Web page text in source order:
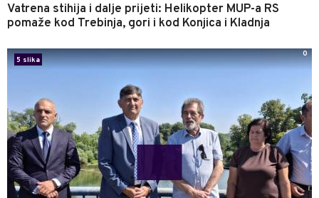
Vatrena stihija i dalje prijeti: Helikopter MUP-a RS
pomaže kod Trebinja, gori i kod Konjica i Kladnja
5 slika
0